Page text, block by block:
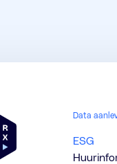
Data
ESG